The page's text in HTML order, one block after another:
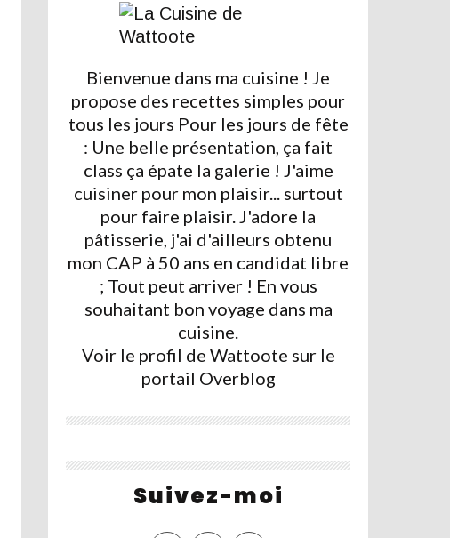
Bienvenue dans ma cuisine ! Je
propose des recettes simples pour
tous les jours Pour les jours de fête
: Une belle présentation, ça fait
class ça épate la galerie ! J'aime
cuisiner pour mon plaisir... surtout
pour faire plaisir. J'adore la
pâtisserie, j'ai d'ailleurs obtenu
mon CAP à 50 ans en candidat libre
; Tout peut arriver ! En vous
souhaitant bon voyage dans ma
cuisine.
Voir le profil de Wattoote sur le
portail Overblog
Suivez-moi